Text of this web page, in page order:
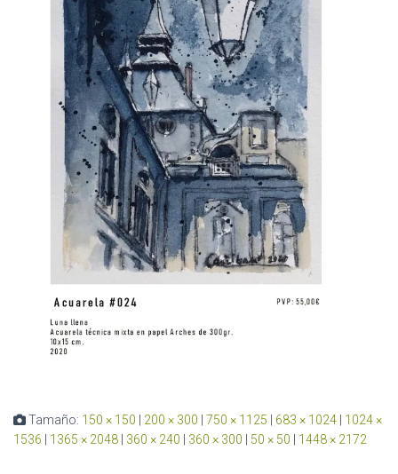
Tamaño: 150 × 150 200 × 300 750 × 1125 683 × 1024
1024 ×
1536
1365 × 2048 360 × 240 360 × 300 50 × 50 1448 × 2172